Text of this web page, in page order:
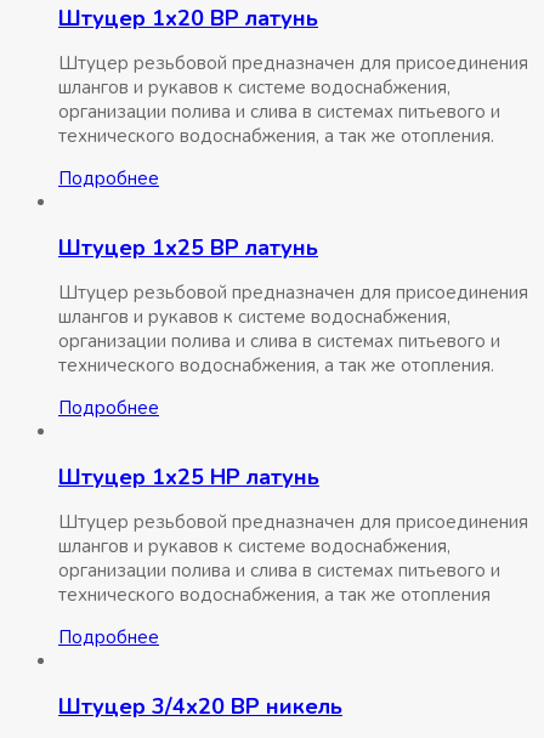
Штуцер 1х20 ВР латунь
Штуцер резьбовой предназначен для присоединения
шлангов и рукавов к системе водоснабжения,
организации полива и слива в системах питьевого и
технического водоснабжения, а так же отопления.
Подробнее
Штуцер 1х25 ВР латунь
Штуцер резьбовой предназначен для присоединения
шлангов и рукавов к системе водоснабжения,
организации полива и слива в системах питьевого и
технического водоснабжения, а так же отопления.
Подробнее
Штуцер 1х25 НР латунь
Штуцер резьбовой предназначен для присоединения
шлангов и рукавов к системе водоснабжения,
организации полива и слива в системах питьевого и
технического водоснабжения, а так же отопления
Подробнее
Штуцер 3/4х20 ВР никель